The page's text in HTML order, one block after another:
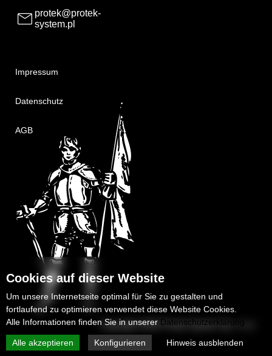
protek@protek-
system.pl
Impressum
Datenschutz
AGB
Copyright 2025Protek-System Sp. z o.o.
Cookies auf dieser Website
Um unsere Internetseite optimal für Sie zu gestalten und
fortlaufend zu optimieren verwendet diese Website Cookies.
Alle Informationen finden Sie in unserer Datenschutzerklärung
Alle akzeptieren Konfigurieren Hinweis ausblenden